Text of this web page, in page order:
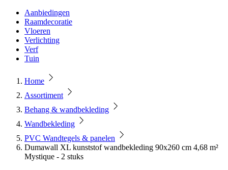
Aanbiedingen
Raamdecoratie
Vloeren
Verlichting
Verf
Tuin
Home
Assortiment
Behang & wandbekleding
Wandbekleding
PVC Wandtegels & panelen
Dumawall XL kunststof wandbekleding 90x260 cm 4,68 m²
Mystique - 2 stuks